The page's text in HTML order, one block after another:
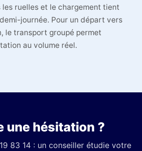
ruelles et le chargement tient
journée. Pour un départ vers
le transport groupé permet
au volume réel.
une hésitation ?
83 14 : un conseiller étudie votre